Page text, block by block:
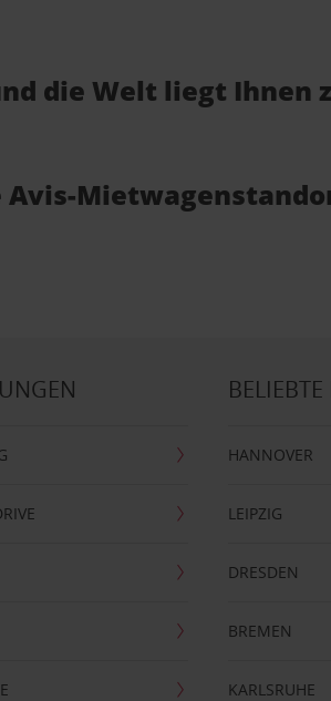
die Welt liegt Ihnen
Avis-
HANNOVER
LEIPZIG
DRESDEN
BREMEN
KARLSRUHE